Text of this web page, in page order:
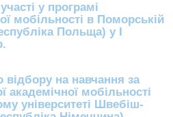
у програмі
мобільності в Поморській
Польща) у І
відбору на навчання за
мобільності
університеті Швебіш-